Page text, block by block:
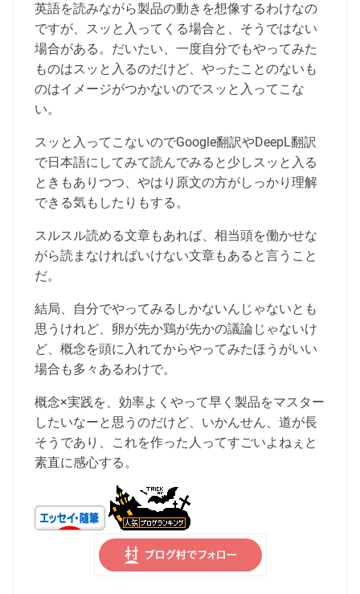
英語を読みながら製品の動きを想像するわけなの
ですが、スッと入ってくる場合と、そうではない
場合がある。だいたい、一度自分でもやってみた
ものはスッと入るのだけど、やったことのないも
のはイメージがつかないのでスッと入ってこな
い。
スッと入ってこないのでGoogle翻訳やDeepL翻訳
で日本語にしてみて読んでみると少しスッと入る
ときもありつつ、やはり原文の方がしっかり理解
できる気もしたりもする。
スルスル読める文章もあれば、相当頭を働かせな
がら読まなければいけない文章もあると言うこと
だ。
結局、自分でやってみるしかないんじゃないとも
思うけれど、卵が先か鶏が先かの議論じゃないけ
ど、概念を頭に入れてからやってみたほうがいい
場合も多々あるわけで。
概念×実践を、効率よくやって早く製品をマスター
したいなーと思うのだけど、いかんせん、道が長
そうであり、これを作った人ってすごいよねぇと
素直に感心する。